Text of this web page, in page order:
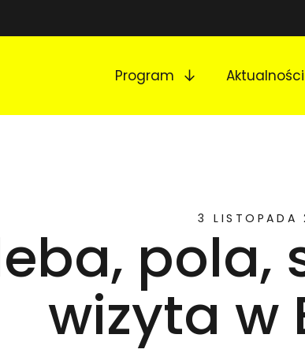
Program Aktualności
3 LISTOPADA
pola,
wizyta w